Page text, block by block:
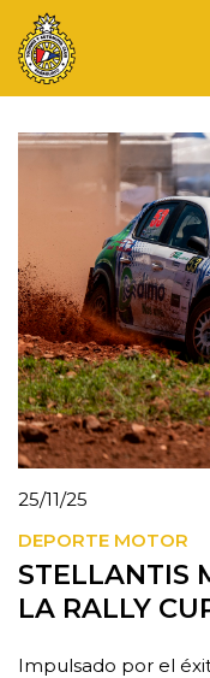
25/11/25
DEPORTE MOTOR
STELLANTIS
LA RALLY
Impulsado por el